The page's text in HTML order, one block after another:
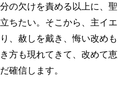
の欠けを責める以上に、聖
ちたい。そこから、主イエ
、赦しを戴き、悔い改めも
方も現れてきて、改めて恵
確信します。